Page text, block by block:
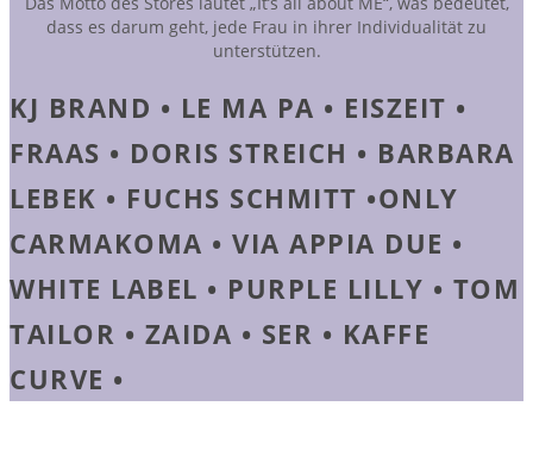
dass es darum geht, jede Frau in ihrer Individualität zu
unterstützen.
KJ BRAND • LE MA PA • EISZEIT •
FRAAS • DORIS STREICH • BARBARA
LEBEK • FUCHS SCHMITT •ONLY
CARMAKOMA • VIA APPIA DUE •
WHITE LABEL • PURPLE LILLY • TOM
TAILOR • ZAIDA • SER • KAFFE
CURVE •